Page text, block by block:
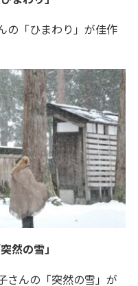
の「ひまわり」が佳作
然の雪」
さんの「突然の雪」が